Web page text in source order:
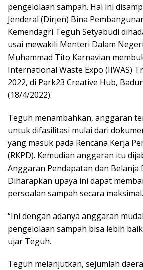
pengelolaan sampah. Hal ini
Jenderal (Dirjen) Bina
Kemendagri Teguh Setyabudi
usai mewakili Menteri Dalam
Muhammad Tito Karnavian
International Waste Expo (IIWAS)
2022, di Park23 Creative Hub,
(18/4/2022).
Teguh menambahkan, anggaran
untuk difasilitasi mulai dari
yang masuk pada Rencana Kerja
(RKPD). Kemudian anggaran itu
Anggaran Pendapatan dan Belanja
Diharapkan upaya ini dapat
persoalan sampah secara maksimal.
“Ini dengan adanya anggaran
pengelolaan sampah bisa lebih
ujar Teguh.
Teguh melanjutkan, sejumlah